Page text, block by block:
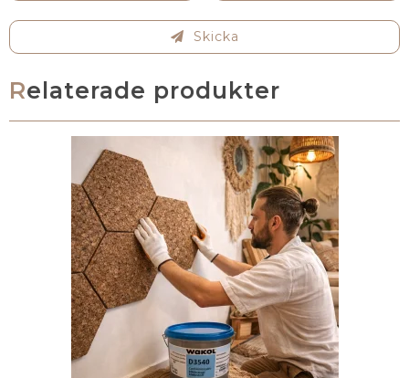
Skicka
Relaterade produkter